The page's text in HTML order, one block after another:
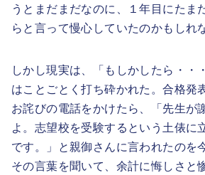
うとまだまだなのに、１年目にたま
らと言って慢心していたのかもしれ
しかし現実は、「もしかしたら・・
はことごとく打ち砕かれた。合格発
お詫びの電話をかけたら、「先生が
よ。志望校を受験するという土俵に
です。」と親御さんに言われたのを
その言葉を聞いて、余計に悔しさと